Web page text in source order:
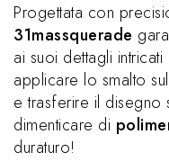
Progettata con
31massquerade
ai suoi dettagli
applicare lo smalto
e trasferire il disegno
dimenticare di
duraturo!